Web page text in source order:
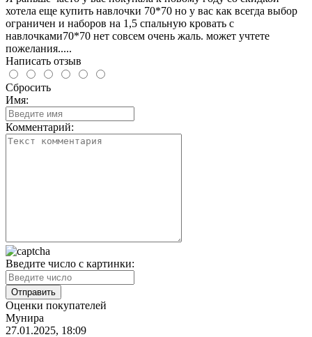
хотела еще купить навлочки 70*70 но у вас как всегда выбор
ограничен и наборов на 1,5 спальную кровать с
навлочками70*70 нет совсем очень жаль. может учтете
пожелания.....
Написать отзыв
Сбросить
Имя:
Комментарий:
Введите число с картинки:
Оценки покупателей
Мунира
27.01.2025, 18:09